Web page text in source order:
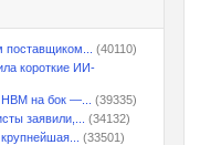
(40110)
короткие ИИ-
на бок —...
(39335)
заявили,...
(34132)
(33501)